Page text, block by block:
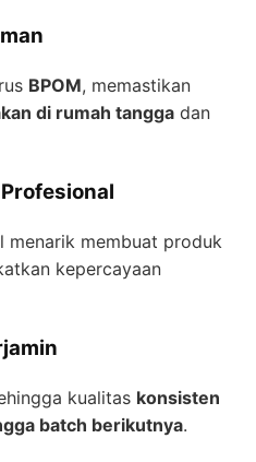
BPOM, memastikan
di rumah tangga dan
menarik membuat produk
kepercayaan
kualitas konsisten
batch berikutnya.